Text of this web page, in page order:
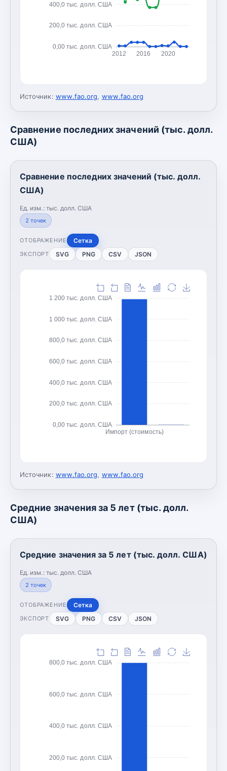
0,00 тыс. долл. США
200,0 тыс. долл. США
400,0 тыс. долл. США
2012 2016 2020
Источник: www.fao.org, www.fao.org
Сравнение последних значений (тыс. долл.
США)
Сравнение последних значений (тыс. долл.
США)
Ед. изм.: тыс. долл. США
2 точек
ОТОБРАЖЕНИЕ Сетка
ЭКСПОРТ SVG PNG CSV JSON
0,00 тыс. долл. США
200,0 тыс. долл. США
400,0 тыс. долл. США
600,0 тыс. долл. США
800,0 тыс. долл. США
1 000 тыс. долл. США
1 200 тыс. долл. США
Импорт (стоимость)
Источник: www.fao.org, www.fao.org
Средние значения за 5 лет (тыс. долл.
США)
Средние значения за 5 лет (тыс. долл. США)
Ед. изм.: тыс. долл. США
2 точек
ОТОБРАЖЕНИЕ Сетка
ЭКСПОРТ SVG PNG CSV JSON
200,0 тыс. долл. США
400,0 тыс. долл. США
600,0 тыс. долл. США
800,0 тыс. долл. США